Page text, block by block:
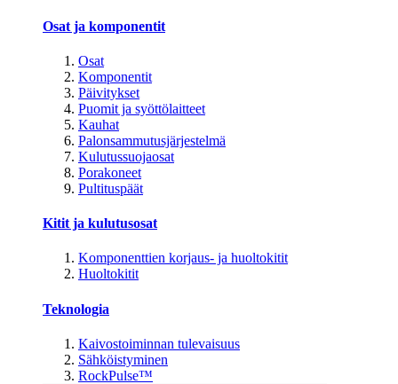
Osat ja komponentit
Osat
Komponentit
Päivitykset
Puomit ja syöttölaitteet
Kauhat
Palonsammutusjärjestelmä
Kulutussuojaosat
Porakoneet
Pultituspäät
Kitit ja kulutusosat
Komponenttien korjaus- ja huoltokitit
Huoltokitit
Teknologia
Kaivostoiminnan tulevaisuus
Sähköistyminen
RockPulse™